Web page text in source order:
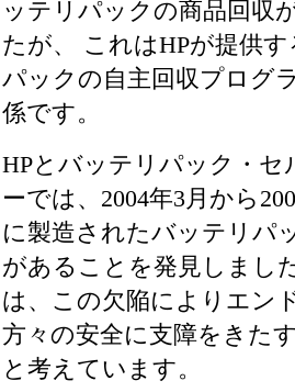
ッテリパックの商品回収
たが、 これはHPが提供
パックの自主回収プログ
係です。
HPとバッテリパック・セ
ーでは、2004年3月から
に製造されたバッテリパ
があることを発見しまし
は、この欠陥によりエン
方々の安全に支障をきた
と考えています。